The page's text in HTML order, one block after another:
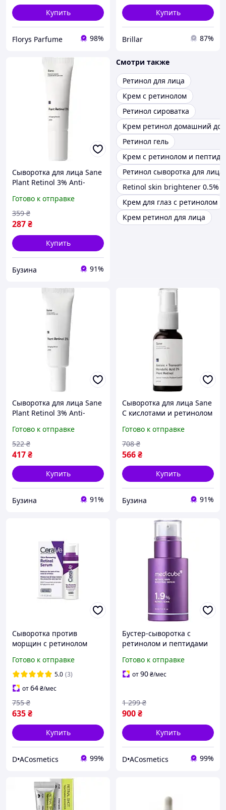
Купить
Florys Parfume 98%
Купить
Brillar 87%
Сыворотка для лица Sane
Plant Retinol 3% Anti-
ретинолом 10 мл
(4820266830519)
Готово к отправке
287₴
359 ₴
Купить
Бузина 91%
Смотри также
Ретинол для лица
Крем с ретинолом
Ретинол сироватка
Крем ретинол домашний
Ретинол гель
Крем с ретинолом и
Ретинол сыворотка для лица
Retinol skin brightener 0.5%
Крем для глаз с ретинолом
Крем ретинол для лица
Сыворотка для лица Sane
Plant Retinol 3% Anti-
ретинолом 30 мл
4820266830526 synevyr
Готово к отправке
417₴
522 ₴
Купить
Бузина 91%
Сыворотка для лица Sane
С кислотами и ретинолом
проблемной кожи 30 мл
4820266830878 mayak
Готово к отправке
566₴
708 ₴
Купить
Бузина 91%
Сыворотка против
морщин с ретинолом
Retinol Serum 30мл
Готово к отправке
5.0 (3)
от64₴/мес
635₴
755 ₴
Купить
D•ACosmetics 99%
Бустер-сыворотка с
ретинолом и пептидами
Boosting Serum, 30 мл
Готово к отправке
от90₴/мес
900₴
1 299 ₴
Купить
D•ACosmetics 99%